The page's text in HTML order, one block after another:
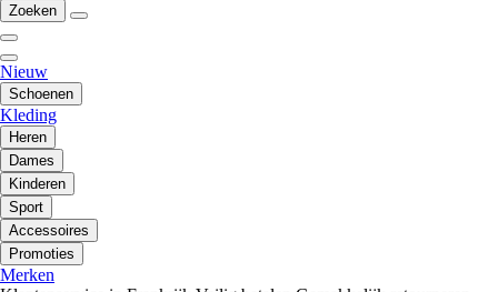
Zoeken
Nieuw
Schoenen
Kleding
Heren
Dames
Kinderen
Sport
Accessoires
Promoties
Merken